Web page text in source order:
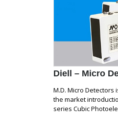
Diell – Micro
M.D. Micro
the market
series Cubic